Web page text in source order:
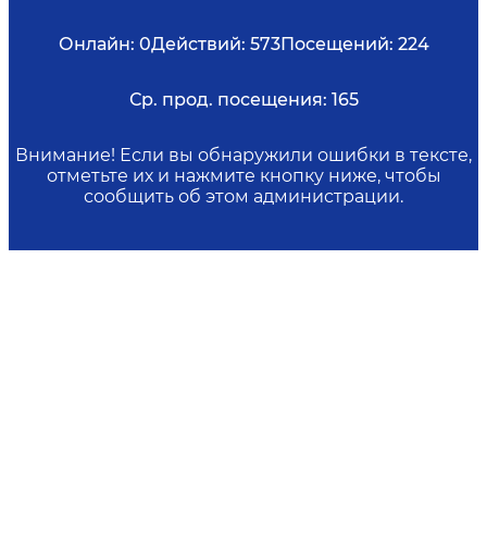
Онлайн: 0Действий: 573Посещений: 224
Ср. прод. посещения: 165
Внимание! Если вы обнаружили ошибки в тексте,
отметьте их и нажмите кнопку ниже, чтобы
сообщить об этом администрации.